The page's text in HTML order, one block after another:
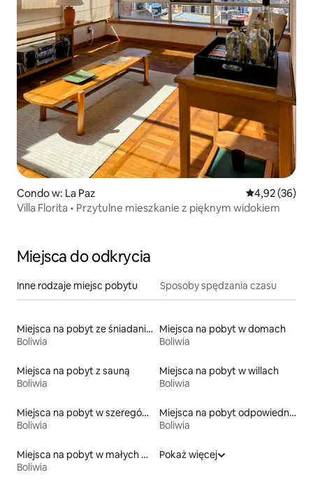
Condo w: La Paz Średnia
4,92 (36)
Villa Florita • Przytulne mieszkanie z pięknym widokiem
Miejsca do odkrycia
Inne rodzaje miejsc pobytu Sposoby spędzania czasu
Miejsca na pobyt ze śniadaniem
Boliwia
Miejsca na pobyt w domach
Boliwia
Miejsca na pobyt z sauną
Boliwia
Miejsca na pobyt w willach
Boliwia
Miejsca na pobyt w szeregówkach
Boliwia
Miejsca na pobyt odpowiednie dla rodzin
Boliwia
Miejsca na pobyt w małych domkach
Boliwia
Pokaż więcej